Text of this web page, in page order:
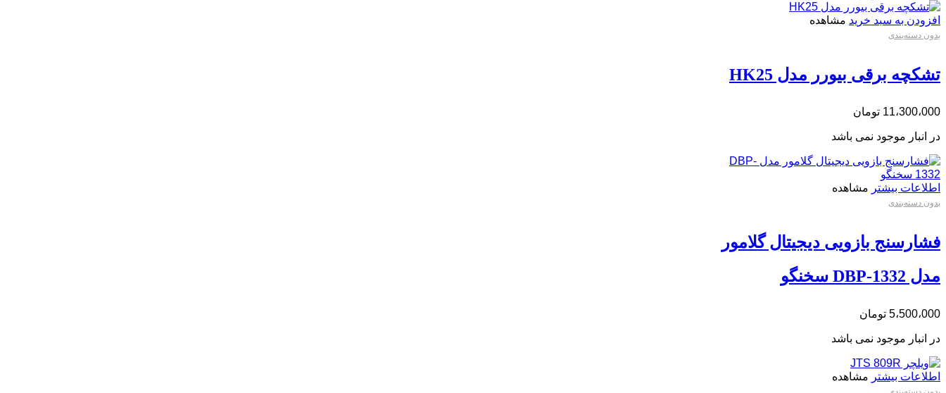
افزودن به سبد خرید مشاهده
بدون دسته‌بندی
تشکچه برقی بیورر مدل HK25
11،300،000 تومان
در انبار موجود نمی باشد
اطلاعات بیشتر مشاهده
بدون دسته‌بندی
فشارسنج بازویی دیجیتال گلامور
مدل DBP-1332 سخنگو
5،500،000 تومان
در انبار موجود نمی باشد
اطلاعات بیشتر مشاهده